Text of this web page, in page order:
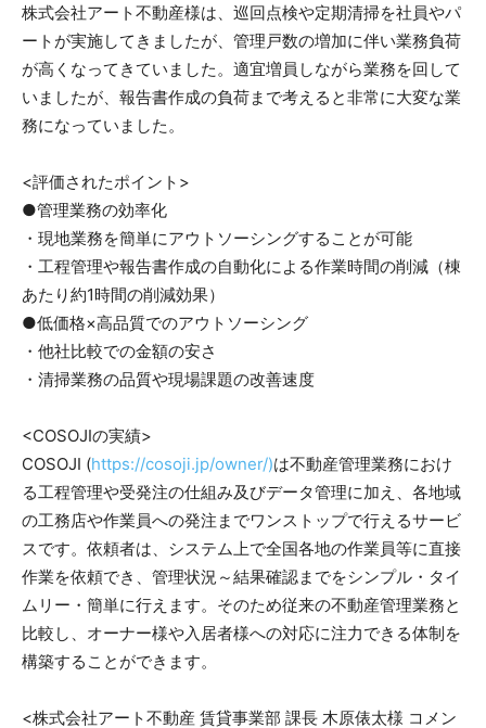
株式会社アート不動産様は、巡回点検や定期清掃を社員やパ
ートが実施してきましたが、管理戸数の増加に伴い業務負荷
が高くなってきていました。適宜増員しながら業務を回して
いましたが、報告書作成の負荷まで考えると非常に大変な業
務になっていました。
<評価されたポイント>
●管理業務の効率化
・現地業務を簡単にアウトソーシングすることが可能
・工程管理や報告書作成の自動化による作業時間の削減（棟
あたり約1時間の削減効果）
●低価格×高品質でのアウトソーシング
・他社比較での金額の安さ
・清掃業務の品質や現場課題の改善速度
<COSOJIの実績>
COSOJI (https://cosoji.jp/owner/)は不動産管理業務におけ
る工程管理や受発注の仕組み及びデータ管理に加え、各地域
の工務店や作業員への発注までワンストップで行えるサービ
スです。依頼者は、システム上で全国各地の作業員等に直接
作業を依頼でき、管理状況～結果確認までをシンプル・タイ
ムリー・簡単に行えます。そのため従来の不動産管理業務と
比較し、オーナー様や入居者様への対応に注力できる体制を
構築することができます。
<株式会社アート不動産 賃貸事業部 課長 木原俵太様 コメン